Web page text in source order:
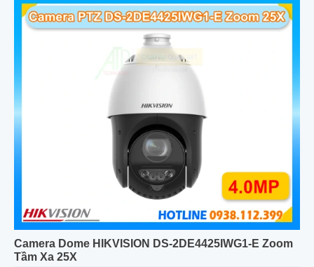
Camera Dome HIKVISION DS-2DE4425IWG1-E Zoom
Tầm Xa 25X